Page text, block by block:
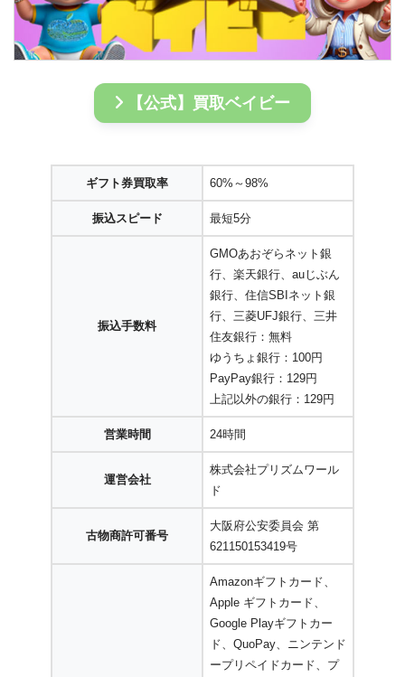
【公式】買取ベイビー
ギフト券買取率 60%～98%
振込スピード 最短5分
振込手数料
GMOあおぞらネット銀
行、楽天銀行、auじぶん
銀行、住信SBIネット銀
行、三菱UFJ銀行、三井
住友銀行：無料
ゆうちょ銀行：100円
PayPay銀行：129円
上記以外の銀行：129円
営業時間 24時間
運営会社
株式会社プリズムワール
ド
古物商許可番号
大阪府公安委員会 第
621150153419号
Amazonギフトカード、
Apple ギフトカード、
Google Playギフトカー
ド、QuoPay、ニンテンド
ープリペイドカード、プ